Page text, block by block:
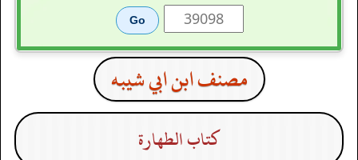
مصنف ابن ابي شيبه
كتاب الطهارة